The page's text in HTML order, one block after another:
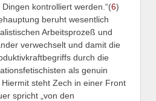
kontrolliert werden.“(6)
beruht wesentlich
Arbeitsprozeß und
verwechselt und damit die
durch die
als genuin
steht Zech in einer Front
spricht „von den